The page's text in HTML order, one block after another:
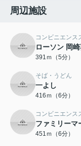
周辺施設
コンビニエンス
ローソン 岡
391ｍ（5分）
そば・うどん
一よし
416ｍ（6分）
コンビニエンス
ファミリーマ
451ｍ（6分）